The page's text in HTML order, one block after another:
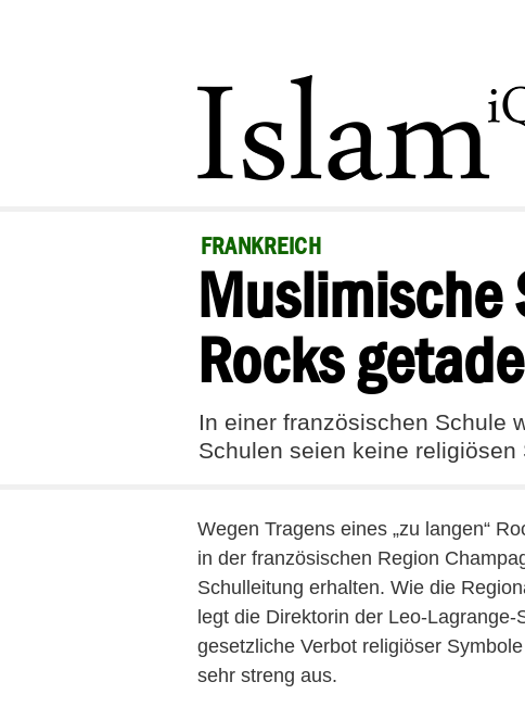
FRANKREICH
Muslimische
Rocks
In einer französischen Schule
Schulen seien keine religiösen
Wegen Tragens eines „zu langen“
in der französischen Region
Schulleitung erhalten. Wie die
legt die Direktorin der Leo-
gesetzliche Verbot religiöser
sehr streng aus.